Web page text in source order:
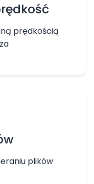
prędkością
plików